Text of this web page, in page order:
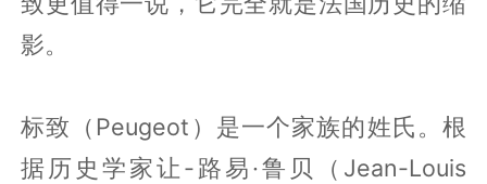
影。
标致（Peugeot）是一个家族的姓氏。根
据历史学家让-路易·鲁贝（Jean-Louis